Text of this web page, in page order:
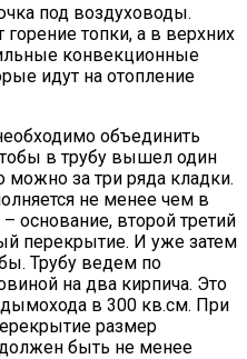
под воздуховоды.
топки, а в верхних
конвекционные
идут на отопление
объединить
в трубу вышел один
можно за три ряда кладки.
не менее чем в
основание, второй третий
перекрытие. И уже затем
Трубу ведем по
на два кирпича. Это
дымохода в 300 кв.см. При
размер
быть не менее